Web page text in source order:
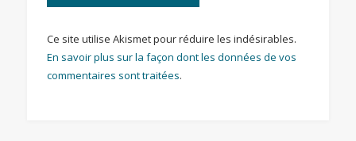
Ce site utilise Akismet pour réduire les indésirables.
En savoir plus sur la façon dont les données de vos
commentaires sont traitées.